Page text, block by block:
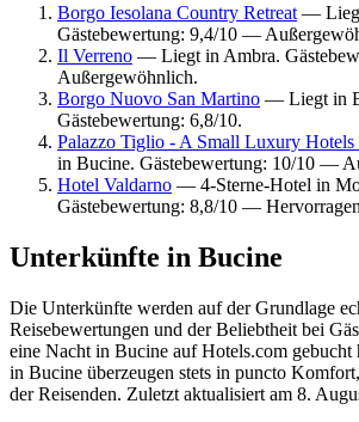
Borgo Iesolana Country Retreat —
Gästebewertung: 9,4/10 —
Il Verreno — Liegt in Ambra.
Außergewöhnlich.
Borgo Nuovo San Martino — Liegt in
Gästebewertung: 6,8/10.
Palazzo Tiglio - A Small Luxury Hotels
in Bucine. Gästebewertung: 10/10 —
Hotel Valdarno — 4-Sterne-Hotel in
Gästebewertung: 8,8/10 —
Unterkünfte in Bucine
Die Unterkünfte werden auf der Grundlage
Reisebewertungen und der Beliebtheit bei
eine Nacht in Bucine auf Hotels.com gebucht
in Bucine überzeugen stets in puncto
der Reisenden. Zuletzt aktualisiert am 8.